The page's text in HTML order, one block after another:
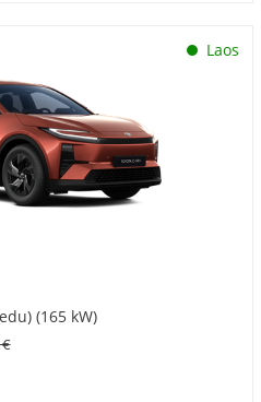
Laos
(165 kW)